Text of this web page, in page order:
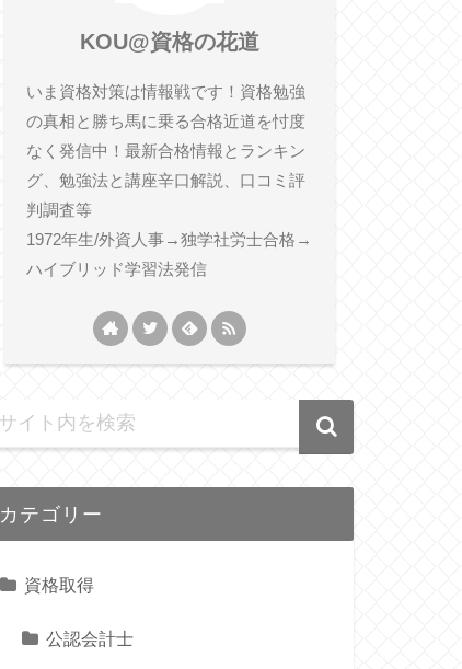
KOU@資格の花道
いま資格対策は情報戦です！資格勉強
の真相と勝ち馬に乗る合格近道を忖度
なく発信中！最新合格情報とランキン
グ、勉強法と講座辛口解説、口コミ評
判調査等
1972年生/外資人事→独学社労士合格→
ハイブリッド学習法発信
カテゴリー
資格取得
公認会計士